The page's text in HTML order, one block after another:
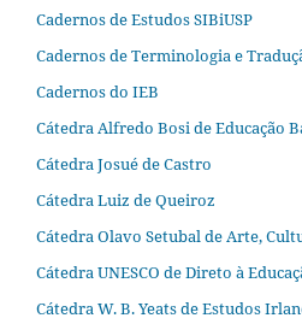
Cadernos de Estudos SIBiUSP
Cadernos de Terminologia e
Cadernos do IEB
Cátedra Alfredo Bosi de Educação
Cátedra Josué de Castro
Cátedra Luiz de Queiroz
Cátedra Olavo Setubal de Arte,
Cátedra UNESCO de Direto à
Cátedra W. B. Yeats de Estudos